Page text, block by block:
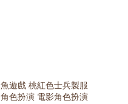
角色扮演 電影角色扮演